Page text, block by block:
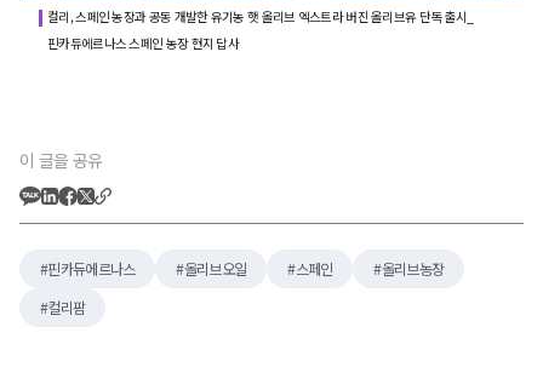
컬리, 스페인 농장과 공동 개발한 유기농 햇 올리브 엑스트라 버진 올리브유 단독 출시_
핀카듀에르나스 스페인 농장 현지 답사
이 글을 공유
핀카듀에르나스 올리브오일 스페인
올리브농장
컬리팜